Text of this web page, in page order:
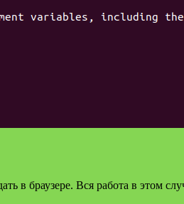
в браузере. Вся работа в этом